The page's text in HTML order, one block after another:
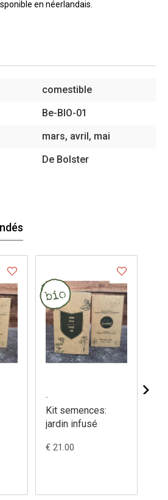
en néerlandais.
comestible
Be-BIO-01
mars, avril, mai
De Bolster
.
Kit semences:
jardin infusé
€ 21.00